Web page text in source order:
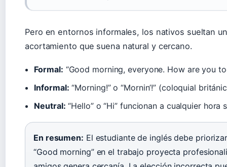
Pero en entornos informales, los nativos sueltan
acortamiento que suena natural y cercano.
Formal: “Good morning, everyone. How are you
Informal: “Morning!” o “Mornin’!” (coloquial
Neutral: “Hello” o “Hi” funcionan a cualquier
En resumen: El estudiante de inglés debe
“Good morning” en el trabajo proyecta